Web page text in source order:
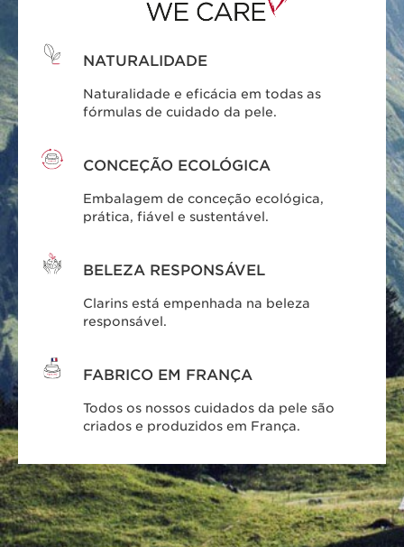
NATURALIDADE
Naturalidade e eficácia em todas as
fórmulas de cuidado da pele.
CONCEÇÃO ECOLÓGICA
Embalagem de conceção ecológica,
prática, fiável e sustentável.
BELEZA RESPONSÁVEL
Clarins está empenhada na beleza
responsável.
FABRICO EM FRANÇA
Todos os nossos cuidados da pele são
criados e produzidos em França.